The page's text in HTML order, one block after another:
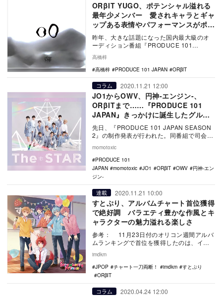
ORβIT YUGO、ポテンシャル溢れる
最年少メンバー 愛されキャラとギャ
ップある表情やパフォーマンスがポイ
ント
昨年、大きな話題になった国内最大級のオ
ーディション番組『PRODUCE 101
JAPAN』。同番組からは、今や大人気のボ
ーイズ…
高橋梓
高橋梓
PRODUCE 101 JAPAN ORβIT
コラム 2020.11.21 12:00
JO1からOWV、円神-エンジン-、
ORβITまで……『PRODUCE 101
JAPAN』きっかけに誕生したグルー
プの今
先日、『PRODUCE 101 JAPAN SEASON
2』の制作発表が行われた。同番組で司会進
momotoxic
PRODUCE 101
JAPAN
momotoxic JO1 ORβIT OWV
円神-エン
ジン-
連載 2020.11.21 10:00
すとぷり、アルバムチャート首位獲得
で絶好調 バラエティ豊かな作風とキ
ャラクターの魅力溢れる楽しさ
参考： 11月23日付のオリコン週間アルバ
ムランキングで首位を獲得したのは、イン
組・…
imdkm
JPOP
チャート一刀両断！ imdkm
すとぷり
ORβIT
コラム 2020.04.24 12:00